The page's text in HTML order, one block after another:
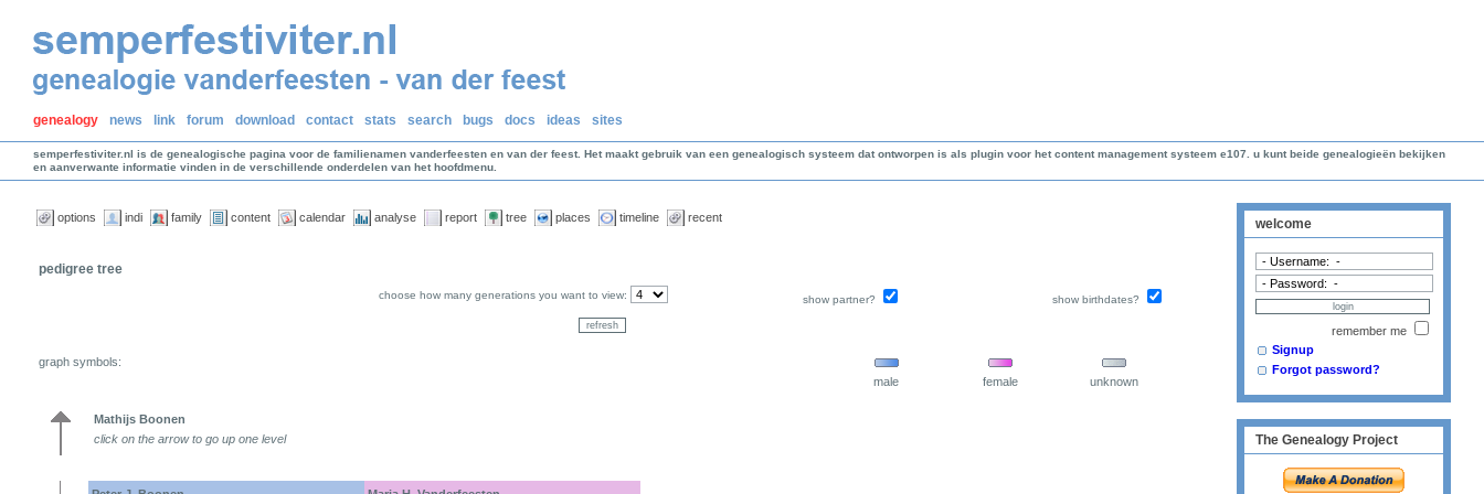
genealogy news link forum download contact stats search bugs docs ideas sites
semperfestiviter.nl is de genealogische pagina voor de familienamen vanderfeesten en van der feest. Het maakt gebruik van een genealogisch systeem dat ontworpen is als plugin voor het content management systeem e107. u kunt beide genealogieën bekijken
en aanverwante informatie vinden in de verschillende onderdelen van het hoofdmenu.
options indi family content calendar analyse report tree places timeline recent
pedigree tree
choose how many generations you want to view: show partner? show birthdates?
graph symbols:
male
female unknown
Mathijs Boonen
click on the arrow to go up one level
welcome
remember me
Signup
Forgot password?
The Genealogy Project